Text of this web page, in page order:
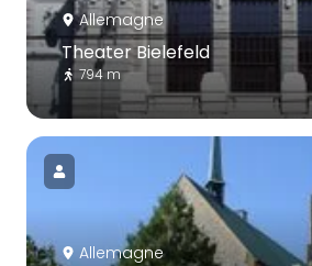
Allemagne
Theater Bielefeld
794 m
Allemagne